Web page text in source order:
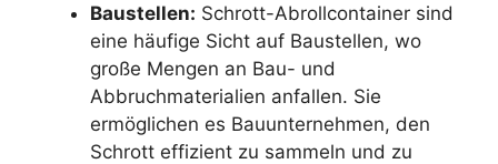
Baustellen: Schrott-Abrollcontainer sind
eine häufige Sicht auf Baustellen, wo
große Mengen an Bau- und
Abbruchmaterialien anfallen. Sie
ermöglichen es Bauunternehmen, den
Schrott effizient zu sammeln und zu